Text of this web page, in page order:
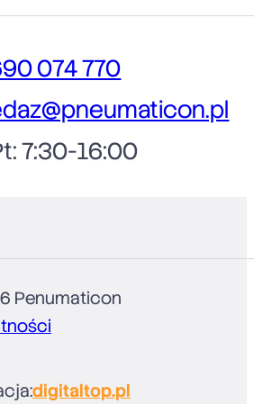
074 770
7:30-16:00
Penumaticon
digitaltop.pl